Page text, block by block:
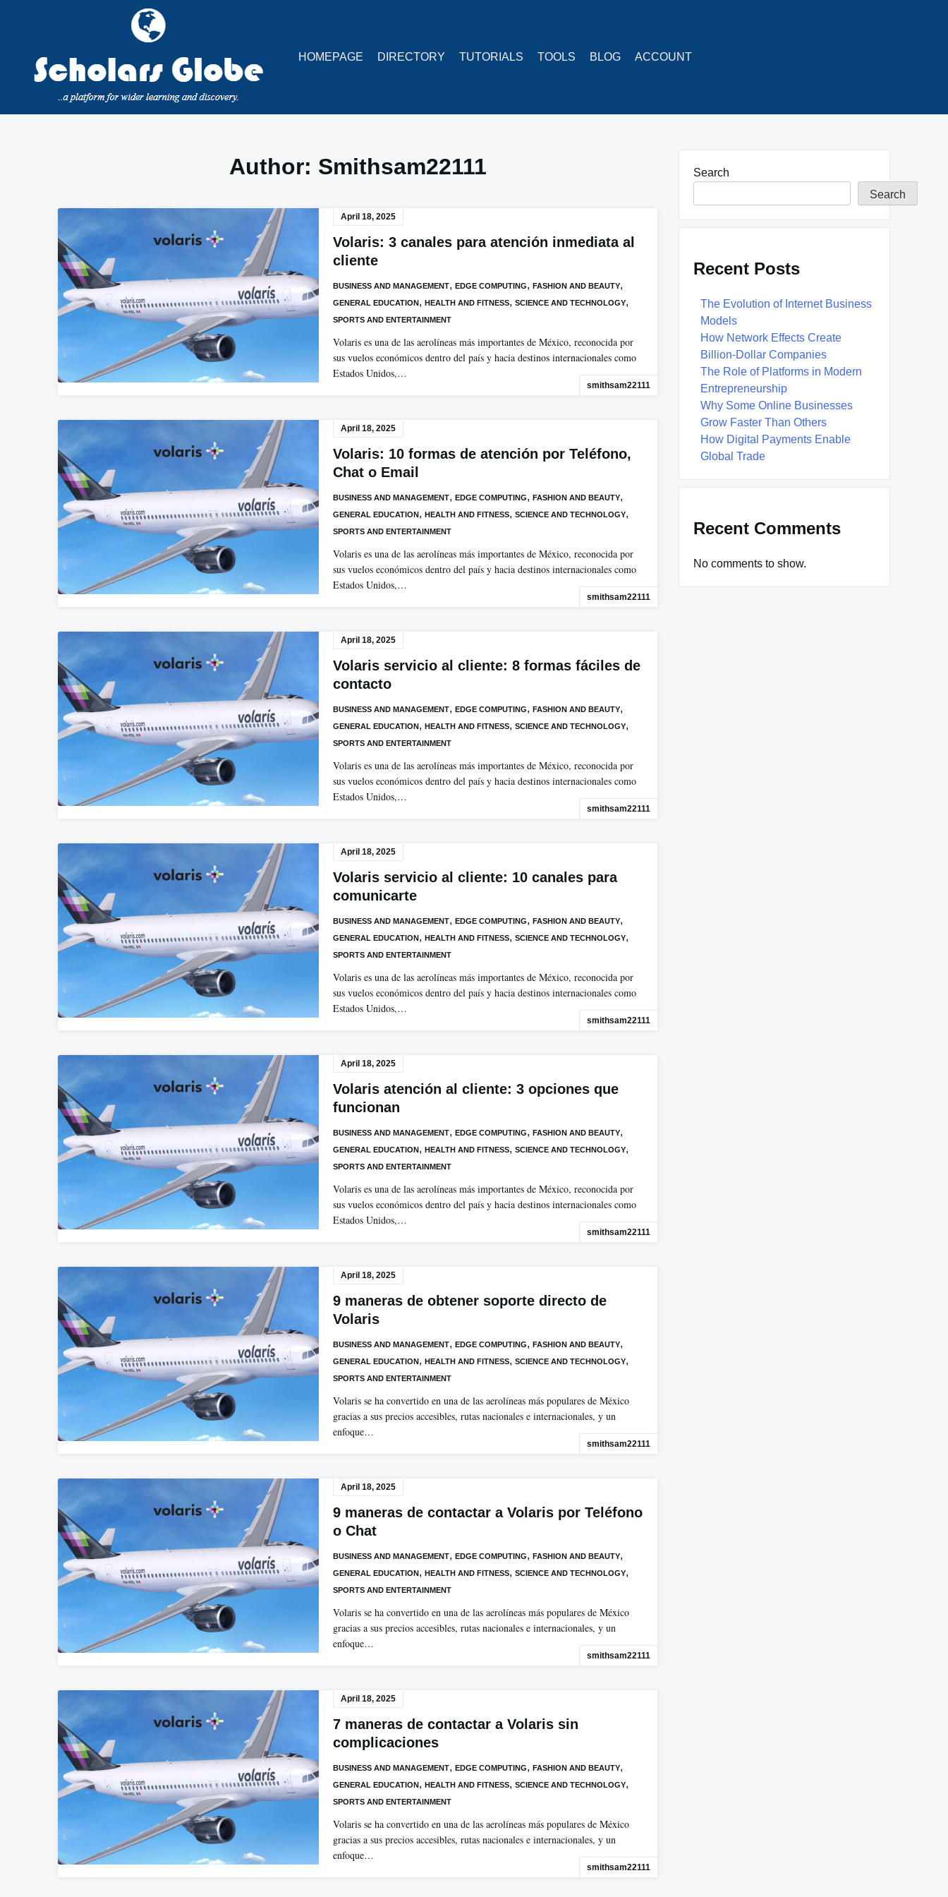
HOMEPAGE
DIRECTORY TUTORIALS TOOLS BLOG ACCOUNT
Author: Smithsam22111
April 18, 2025
Volaris: 3 canales para atención inmediata al
cliente
BUSINESS AND MANAGEMENT, EDGE COMPUTING, FASHION AND BEAUTY,
GENERAL EDUCATION, HEALTH AND FITNESS, SCIENCE AND TECHNOLOGY,
SPORTS AND ENTERTAINMENT
Volaris es una de las aerolíneas más importantes de México, reconocida por
sus vuelos económicos dentro del país y hacia destinos internacionales como
Estados Unidos,…
smithsam22111
April 18, 2025
Volaris: 10 formas de atención por Teléfono,
Chat o Email
BUSINESS AND MANAGEMENT, EDGE COMPUTING, FASHION AND BEAUTY,
GENERAL EDUCATION, HEALTH AND FITNESS, SCIENCE AND TECHNOLOGY,
SPORTS AND ENTERTAINMENT
Volaris es una de las aerolíneas más importantes de México, reconocida por
sus vuelos económicos dentro del país y hacia destinos internacionales como
Estados Unidos,…
smithsam22111
April 18, 2025
Volaris servicio al cliente: 8 formas fáciles de
contacto
BUSINESS AND MANAGEMENT, EDGE COMPUTING, FASHION AND BEAUTY,
GENERAL EDUCATION, HEALTH AND FITNESS, SCIENCE AND TECHNOLOGY,
SPORTS AND ENTERTAINMENT
Volaris es una de las aerolíneas más importantes de México, reconocida por
sus vuelos económicos dentro del país y hacia destinos internacionales como
Estados Unidos,…
smithsam22111
April 18, 2025
Volaris servicio al cliente: 10 canales para
comunicarte
BUSINESS AND MANAGEMENT, EDGE COMPUTING, FASHION AND BEAUTY,
GENERAL EDUCATION, HEALTH AND FITNESS, SCIENCE AND TECHNOLOGY,
SPORTS AND ENTERTAINMENT
Volaris es una de las aerolíneas más importantes de México, reconocida por
sus vuelos económicos dentro del país y hacia destinos internacionales como
Estados Unidos,…
smithsam22111
April 18, 2025
Volaris atención al cliente: 3 opciones que
funcionan
BUSINESS AND MANAGEMENT, EDGE COMPUTING, FASHION AND BEAUTY,
GENERAL EDUCATION, HEALTH AND FITNESS, SCIENCE AND TECHNOLOGY,
SPORTS AND ENTERTAINMENT
Volaris es una de las aerolíneas más importantes de México, reconocida por
sus vuelos económicos dentro del país y hacia destinos internacionales como
Estados Unidos,…
smithsam22111
April 18, 2025
9 maneras de obtener soporte directo de
Volaris
BUSINESS AND MANAGEMENT, EDGE COMPUTING, FASHION AND BEAUTY,
GENERAL EDUCATION, HEALTH AND FITNESS, SCIENCE AND TECHNOLOGY,
SPORTS AND ENTERTAINMENT
Volaris se ha convertido en una de las aerolíneas más populares de México
gracias a sus precios accesibles, rutas nacionales e internacionales, y un
enfoque…
smithsam22111
April 18, 2025
9 maneras de contactar a Volaris por Teléfono
o Chat
BUSINESS AND MANAGEMENT, EDGE COMPUTING, FASHION AND BEAUTY,
GENERAL EDUCATION, HEALTH AND FITNESS, SCIENCE AND TECHNOLOGY,
SPORTS AND ENTERTAINMENT
Volaris se ha convertido en una de las aerolíneas más populares de México
gracias a sus precios accesibles, rutas nacionales e internacionales, y un
enfoque…
smithsam22111
April 18, 2025
7 maneras de contactar a Volaris sin
complicaciones
BUSINESS AND MANAGEMENT, EDGE COMPUTING, FASHION AND BEAUTY,
GENERAL EDUCATION, HEALTH AND FITNESS, SCIENCE AND TECHNOLOGY,
SPORTS AND ENTERTAINMENT
Volaris se ha convertido en una de las aerolíneas más populares de México
gracias a sus precios accesibles, rutas nacionales e internacionales, y un
enfoque…
smithsam22111
Search
Search
Recent Posts
The Evolution of Internet Business
Models
How Network Effects Create
Billion-Dollar Companies
The Role of Platforms in Modern
Entrepreneurship
Why Some Online Businesses
Grow Faster Than Others
How Digital Payments Enable
Global Trade
Recent Comments
No comments to show.